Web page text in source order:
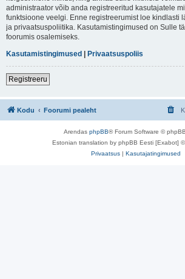
administraator võib anda registreeritud kasutajatele
funktsioone veelgi. Enne registreerumist loe kindlasti
ja privaatsuspoliitika. Kasutamistingimused on Sulle
foorumis osalemiseks.
Kasutamistingimused | Privaatsuspoliis
Registreeru
Kodu Foorumi pealeht
Arendas phpBB® Forum Software ©
Estonian translation by phpBB Eesti [Exabot]
Privaatsus | Kasutajatingimused